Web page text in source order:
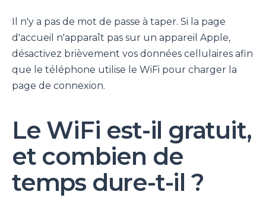
Il n'y a pas de mot de passe à taper. Si la page
d'accueil n'apparaît pas sur un appareil Apple,
désactivez brièvement vos données cellulaires afin
que le téléphone utilise le WiFi pour charger la
page de connexion.
Le WiFi est-il gratuit,
et combien de
temps dure-t-il ?